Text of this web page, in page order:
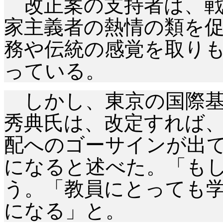
改正案の支持者は、
家主義者の熱情の類を
務や伝統の感覚を取り
っている。
しかし、東京の国際
秀典氏は、改定すれば
配へのゴーサインが出
になると述べた。「も
う。「教員にとっても
になる」と。